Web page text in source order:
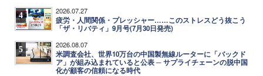
4 2026.07.27
疲労・人間関係・プレッシャー……このストレスどう抜こう
「ザ・リバティ」9月号(7月30日発売)
5 2026.08.07
米調査会社、世界10万台の中国製無線ルーターに「バックド
ア」が組み込まれていると公表 ─ サプライチェーンの脱中国
化が顧客の信頼になる時代